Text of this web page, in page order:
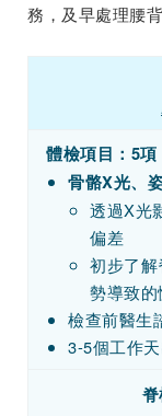
務，及早處理腰
體檢項目：5項
骨骼X光、
透過X光
偏差
初步了
勢導致
檢查前醫生
3-5個工作